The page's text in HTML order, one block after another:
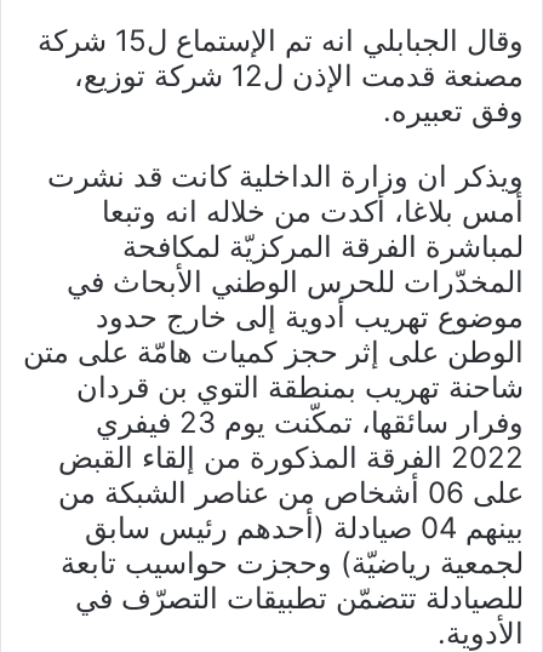
وقال الجبابلي انه تم الإستماع ل15 شركة
مصنعة قدمت الإذن ل12 شركة توزيع،
وفق تعبيره.
ويذكر ان وزارة الداخلية كانت قد نشرت
أمس بلاغا، أكدت من خلاله انه وتبعا
لمباشرة الفرقة المركزيّة لمكافحة
المخدّرات للحرس الوطني الأبحاث في
موضوع تهريب أدوية إلى خارج حدود
الوطن على إثر حجز كميات هامّة على متن
شاحنة تهريب بمنطقة التوي بن قردان
وفرار سائقها، تمكّنت يوم 23 فيفري
2022 الفرقة المذكورة من إلقاء القبض
على 06 أشخاص من عناصر الشبكة من
بينهم 04 صيادلة (أحدهم رئيس سابق
لجمعية رياضيّة) وحجزت حواسيب تابعة
للصيادلة تتضمّن تطبيقات التصرّف في
الأدوية.